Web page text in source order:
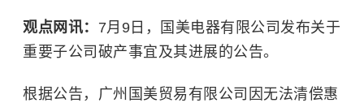
观点网讯： 7月9日，国美电器有限公司发布关于
重要子公司破产事宜及其进展的公告。
根据公告，广州国美贸易有限公司因无法清偿惠